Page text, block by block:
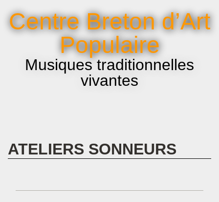
Centre Breton d’Art
Populaire
Musiques traditionnelles
vivantes
Infos pratiques
ATELIERS SONNEURS